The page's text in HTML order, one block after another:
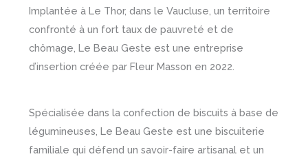
Implantée à Le Thor, dans le Vaucluse, un territoire
confronté à un fort taux de pauvreté et de
chômage, Le Beau Geste est une entreprise
d’insertion créée par Fleur Masson en 2022.
Spécialisée dans la confection de biscuits à base de
légumineuses, Le Beau Geste est une biscuiterie
familiale qui défend un savoir-faire artisanal et un